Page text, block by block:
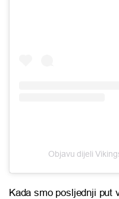
Objavu dijeli
Kada smo posljednji put